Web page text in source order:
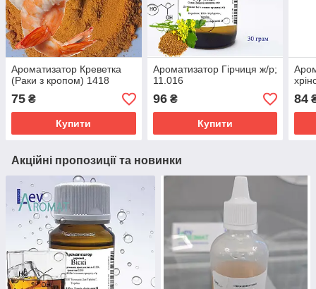
Ароматизатор Креветка
(Раки з кропом) 1418
75 ₴
Купити
Ароматизатор Гірчиця ж/р;
11.016
96₴
Купити
84
Акційні пропозиції та новинки